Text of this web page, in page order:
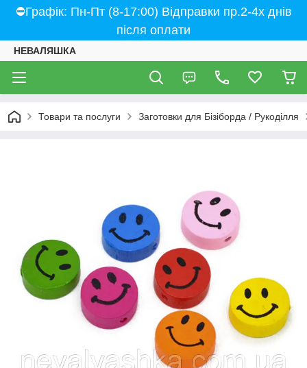
⛔Графік: Пн-Пт (8-17:00) Відправки пр.2-4х днів
після оплати
НЕВАЛЯШКА
Товари та послуги Заготовки для Бізіборда / Рукоділля